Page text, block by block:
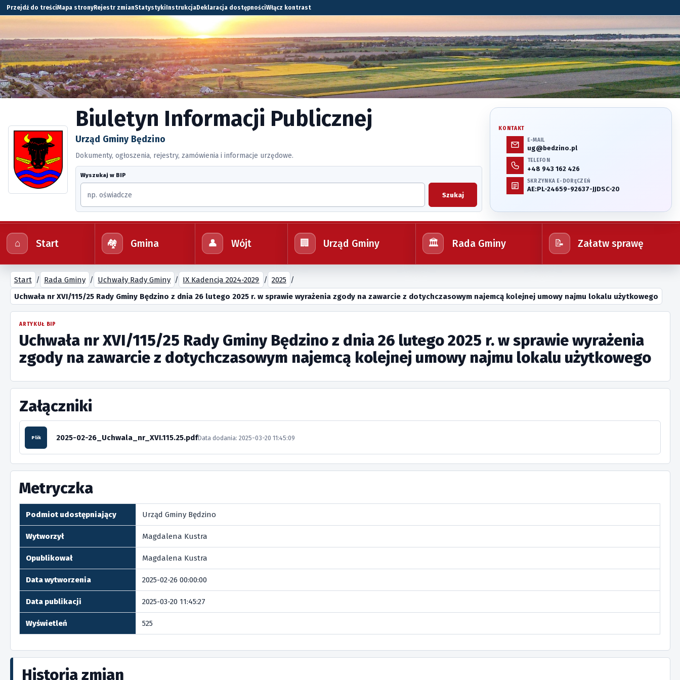
Przejdź do treściMapa stronyRejestr zmianStatystykiInstrukcjaDeklaracja dostępnościWłącz kontrast
Biuletyn Informacji Publicznej
Urząd Gminy Będzino
Dokumenty, ogłoszenia, rejestry, zamówienia i informacje urzędowe.
Wyszukaj w BIP
Szukaj
KONTAKT
E-MAIL
ug@bedzino.pl
TELEFON
+48 943 162 426
SKRZYNKA E-DORĘCZEŃ
AE:PL-24659-92637-JJDSC-20
⌂ Start 🏘️ Gmina 👤 Wójt 🏢 Urząd Gminy 🏛️ Rada Gminy 📝 Załatw sprawę
Start / Rada Gminy / Uchwały Rady Gminy / IX Kadencja 2024-2029 / 2025 /
Uchwała nr XVI/115/25 Rady Gminy Będzino z dnia 26 lutego 2025 r. w sprawie wyrażenia zgody na zawarcie z dotychczasowym najemcą kolejnej umowy najmu lokalu użytkowego
ARTYKUŁ BIP
Uchwała nr XVI/115/25 Rady Gminy Będzino z dnia 26 lutego 2025 r. w sprawie wyrażenia
zgody na zawarcie z dotychczasowym najemcą kolejnej umowy najmu lokalu użytkowego
Załączniki
Plik 2025-02-26_Uchwala_nr_XVI.115.25.pdfData dodania: 2025-03-20 11:45:09
Metryczka
Podmiot udostępniający Urząd Gminy Będzino
Wytworzył Magdalena Kustra
Opublikował Magdalena Kustra
Data wytworzenia 2025-02-26 00:00:00
Data publikacji 2025-03-20 11:45:27
Wyświetleń 525
Historia zmian